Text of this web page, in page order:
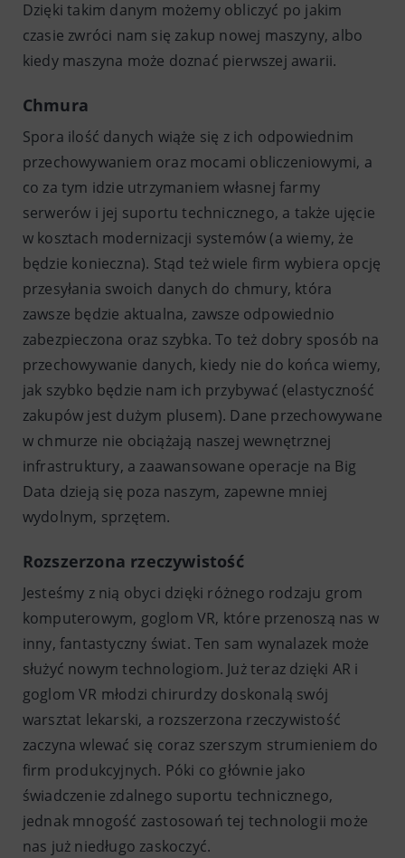
Dzięki takim danym możemy obliczyć po jakim
czasie zwróci nam się zakup nowej maszyny, albo
kiedy maszyna może doznać pierwszej awarii.
Chmura
Spora ilość danych wiąże się z ich odpowiednim
przechowywaniem oraz mocami obliczeniowymi, a
co za tym idzie utrzymaniem własnej farmy
serwerów i jej suportu technicznego, a także ujęcie
w kosztach modernizacji systemów (a wiemy, że
będzie konieczna). Stąd też wiele firm wybiera opcję
przesyłania swoich danych do chmury, która
zawsze będzie aktualna, zawsze odpowiednio
zabezpieczona oraz szybka. To też dobry sposób na
przechowywanie danych, kiedy nie do końca wiemy,
jak szybko będzie nam ich przybywać (elastyczność
zakupów jest dużym plusem). Dane przechowywane
w chmurze nie obciążają naszej wewnętrznej
infrastruktury, a zaawansowane operacje na Big
Data dzieją się poza naszym, zapewne mniej
wydolnym, sprzętem.
Rozszerzona rzeczywistość
Jesteśmy z nią obyci dzięki różnego rodzaju grom
komputerowym, goglom VR, które przenoszą nas w
inny, fantastyczny świat. Ten sam wynalazek może
służyć nowym technologiom. Już teraz dzięki AR i
goglom VR młodzi chirurdzy doskonalą swój
warsztat lekarski, a rozszerzona rzeczywistość
zaczyna wlewać się coraz szerszym strumieniem do
firm produkcyjnych. Póki co głównie jako
świadczenie zdalnego suportu technicznego,
jednak mnogość zastosowań tej technologii może
nas już niedługo zaskoczyć.